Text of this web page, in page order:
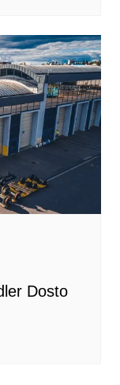
Dosto